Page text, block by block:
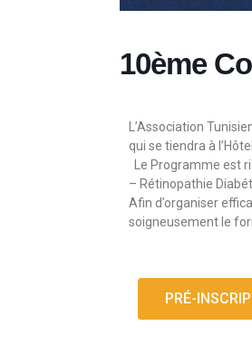
10ème
L’Association
qui se tiendra à
Le Programme est
– Rétinopathie
Afin d’organiser
soigneusement le
PRÉ-